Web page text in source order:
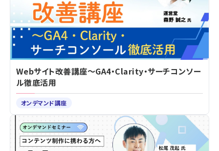
Webサイト改善講座～GA4・Clarity・サーチコンソー
ル徹底活用
オンデマンド講座